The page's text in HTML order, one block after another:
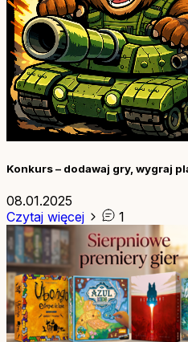
Konkurs – dodawaj gry, wygraj
08.01.2025
Czytaj więcej
1